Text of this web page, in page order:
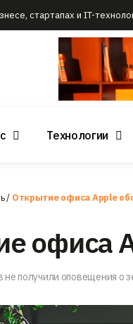
стартапах и IT-
Технологии
/ Открытие офиса Apple
офиса
получили оповещения о